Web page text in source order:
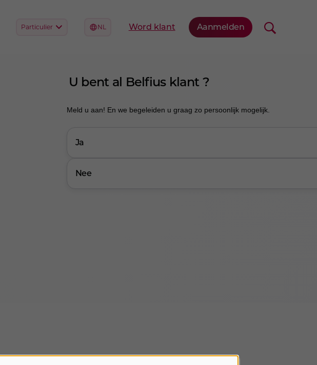
U bent al Belfius klant ?
Meld u aan! En we begeleiden u graag zo persoonlijk mogelijk.